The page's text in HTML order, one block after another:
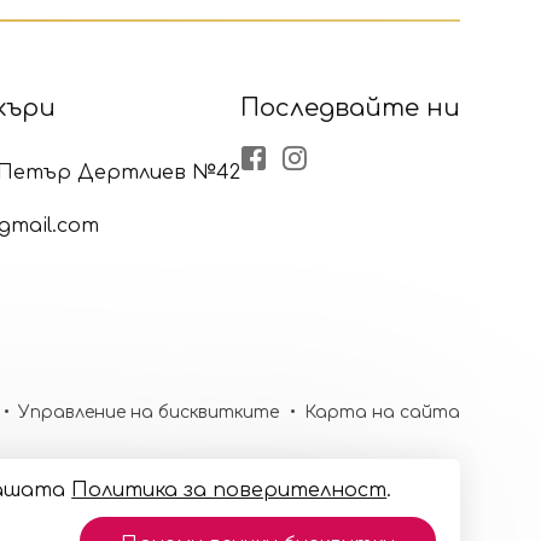
Петър Дертлиев №42
Последвайте ни
Facebook
Управление на бисквитките Карта на сайта
Политика за поверителност.